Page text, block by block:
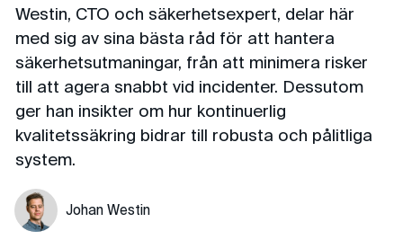
Westin, CTO och säkerhetsexpert, delar här
med sig av sina bästa råd för att hantera
säkerhetsutmaningar, från att minimera risker
till att agera snabbt vid incidenter. Dessutom
ger han insikter om hur kontinuerlig
kvalitetssäkring bidrar till robusta och pålitliga
system.
Johan Westin